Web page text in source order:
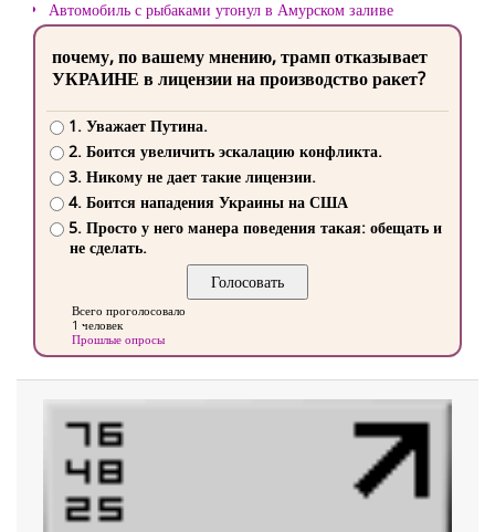
Автомобиль с рыбаками утонул в Амурском заливе
почему, по вашему мнению, трамп отказывает
УКРАИНЕ в лицензии на производство ракет?
1. Уважает Путина.
2. Боится увеличить эскалацию конфликта.
3. Никому не дает такие лицензии.
4. Боится нападения Украины на США
5. Просто у него манера поведения такая: обещать и
не сделать.
Всего проголосовало
1 человек
Прошлые опросы